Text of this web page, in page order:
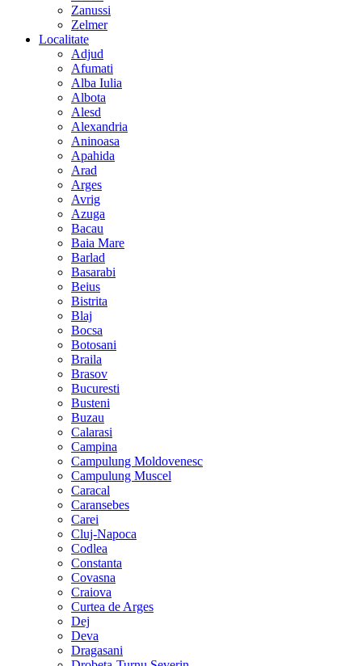
Zanussi
Zelmer
Localitate
Adjud
Afumati
Alba Iulia
Albota
Alesd
Alexandria
Aninoasa
Apahida
Arad
Arges
Avrig
Azuga
Bacau
Baia Mare
Barlad
Basarabi
Beius
Bistrita
Blaj
Bocsa
Botosani
Braila
Brasov
Bucuresti
Busteni
Buzau
Calarasi
Campina
Campulung Moldovenesc
Campulung Muscel
Caracal
Caransebes
Carei
Cluj-Napoca
Codlea
Constanta
Covasna
Craiova
Curtea de Arges
Dej
Deva
Dragasani